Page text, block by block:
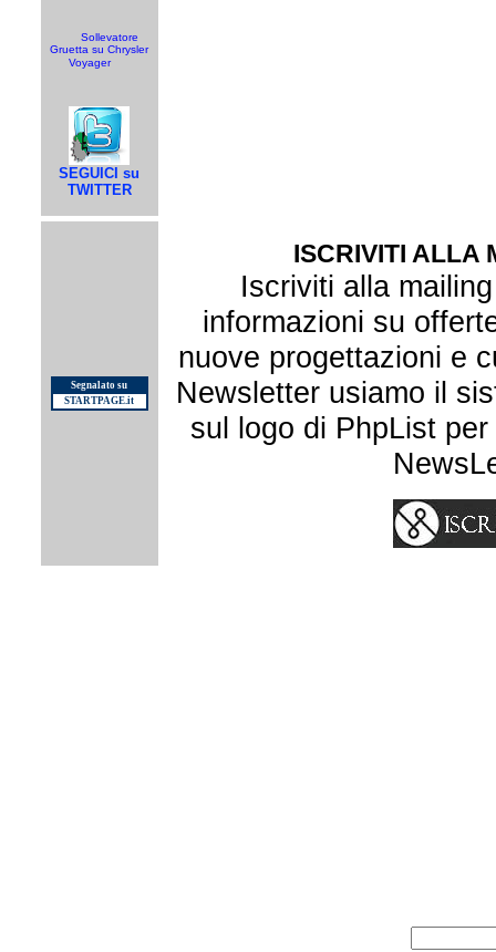
Sollevatore
Gruetta su Chrysler
Voyager
SEGUICI su
TWITTER
Segnalato su
STARTPAGE.it
ISCRIVITI ALLA
Iscriviti alla
informazioni su
nuove progettazioni e
Newsletter usiamo il
sul logo di PhpList